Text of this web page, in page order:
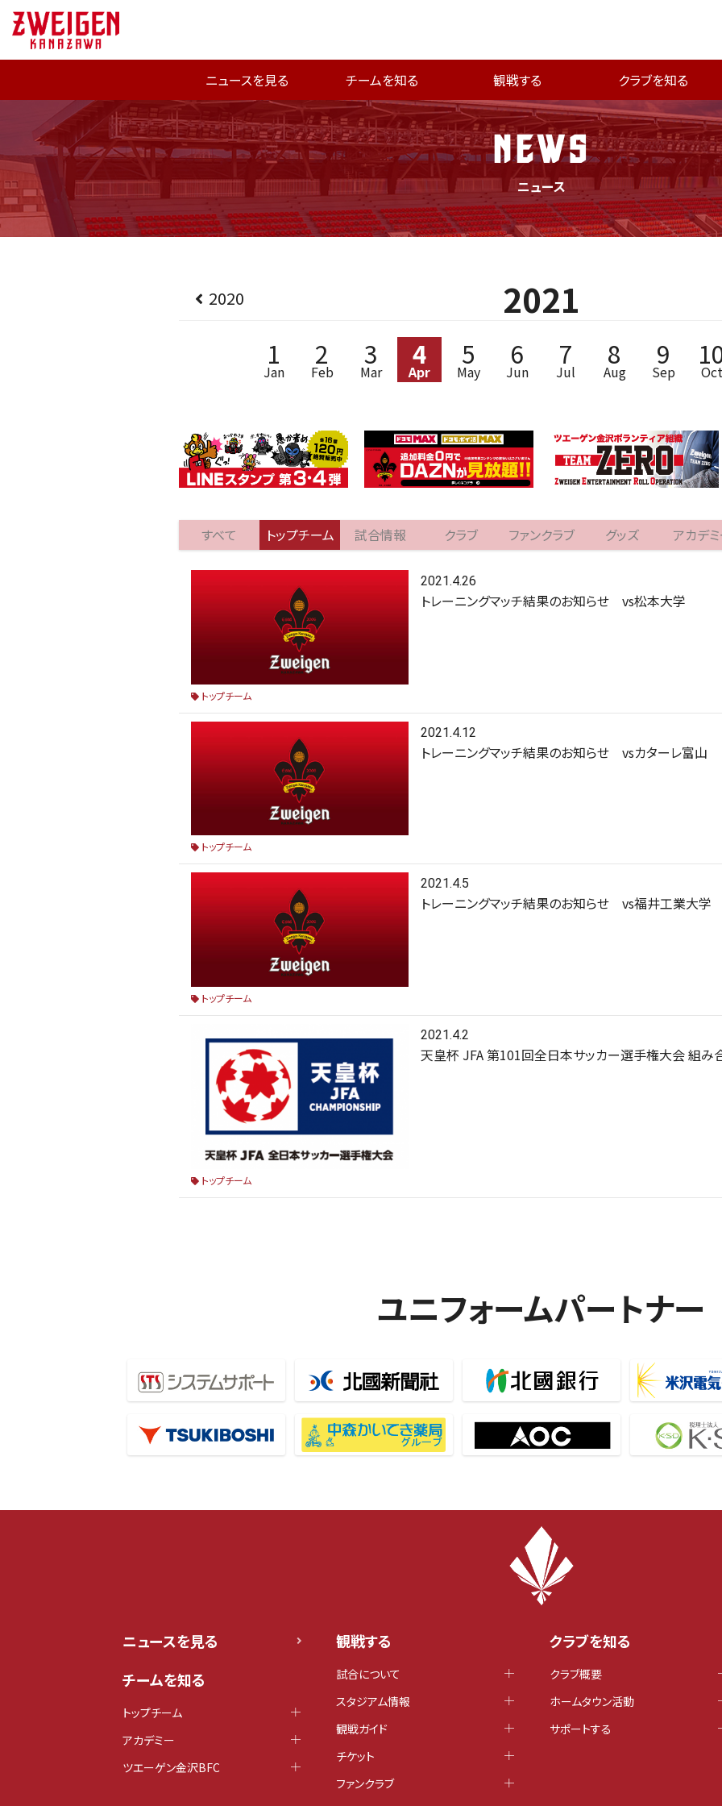
ニュースを見る チームを知る 観戦する クラブを知る
NEWS
ニュース
2020 2021
1
Jan
2
Feb
3
Mar
4
Apr
5
May
6
Jun
7
Jul
8
Aug
9
Sep Oct
すべて トップチーム 試合情報 クラブ ファンクラブ グッズ アカデ
2021.4.26
トレーニングマッチ結果のお知らせ vs松本大学
トップチーム
2021.4.12
トレーニングマッチ結果のお知らせ vsカターレ富山
トップチーム
2021.4.5
トレーニングマッチ結果のお知らせ vs福井工業大学
トップチーム
2021.4.2
天皇杯 JFA 第101回全日本サッカー選手権大会 組み
トップチーム
ユニフォームパートナー
ニュースを見る
チームを知る
トップチーム
アカデミー
ツエーゲン金沢BFC
観戦する
試合について
スタジアム情報
観戦ガイド
チケット
ファンクラブ
クラブを知る
クラブ概要
ホームタウン活動
サポートする